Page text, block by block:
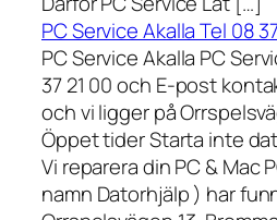
PC Service Akalla Tel 08
PC Service Akalla PC
37 21 00 och E-post
och vi ligger på
Öppet tider Starta inte
Vi reparera din PC & Mac
namn Datorhjälp ) har